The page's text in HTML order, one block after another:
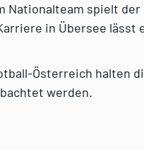
Nationalteam spielt
in Übersee
Österreich halten
werden.